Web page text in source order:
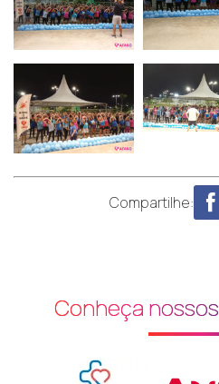
Compartilhe:
Conheça nossos